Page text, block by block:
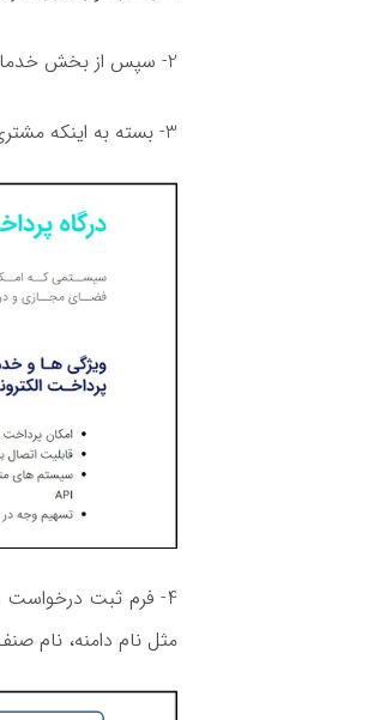
2- سپس از بخش خدمات، گزینه “
3- بسته به اینکه مشتری حقیقی هستید یا حقوقی یکی از این گزینه‌ها را انتخاب کنید:
4- فرم ثبت
مثل نام دامنه، نام